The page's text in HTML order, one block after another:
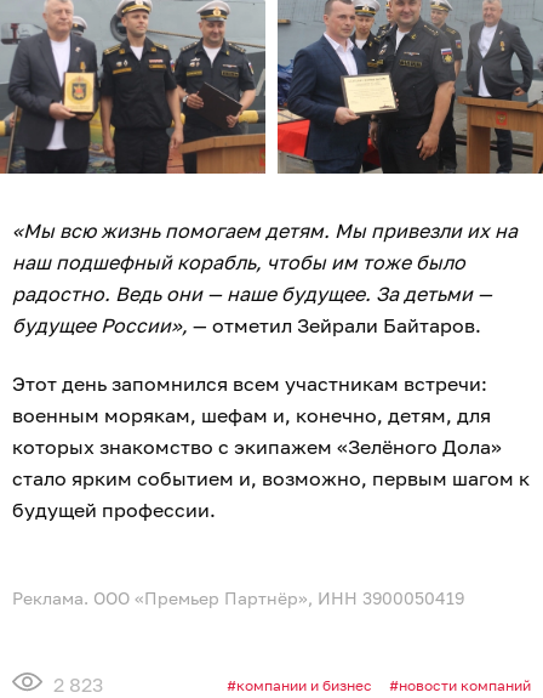
«Мы всю жизнь помогаем детям. Мы привезли их на
наш подшефный корабль, чтобы им тоже было
радостно. Ведь они — наше будущее. За детьми —
будущее России», — отметил Зейрали Байтаров.
Этот день запомнился всем участникам встречи:
военным морякам, шефам и, конечно, детям, для
которых знакомство с экипажем «Зелёного Дола»
стало ярким событием и, возможно, первым шагом к
будущей профессии.
Реклама. ООО «Премьер Партнёр», ИНН 3900050419
2 823 компании и бизнес новости компаний